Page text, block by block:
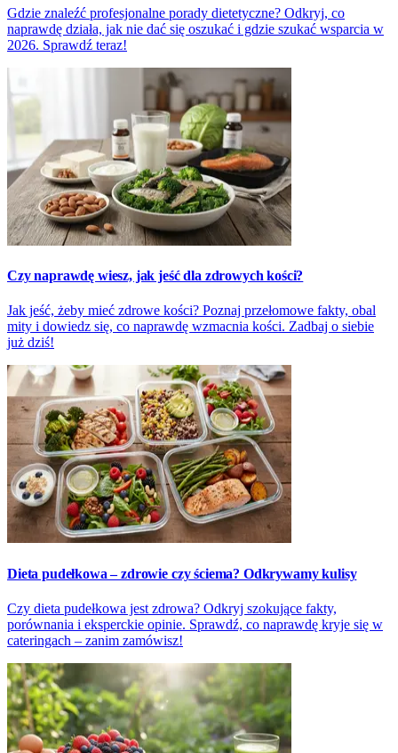
Gdzie znaleźć profesjonalne porady dietetyczne? Odkryj, co
naprawdę działa, jak nie dać się oszukać i gdzie szukać wsparcia w
2026. Sprawdź teraz!
Czy naprawdę wiesz, jak jeść dla zdrowych kości?
Jak jeść, żeby mieć zdrowe kości? Poznaj przełomowe fakty, obal
mity i dowiedz się, co naprawdę wzmacnia kości. Zadbaj o siebie
już dziś!
Dieta pudełkowa – zdrowie czy ściema? Odkrywamy kulisy
Czy dieta pudełkowa jest zdrowa? Odkryj szokujące fakty,
porównania i eksperckie opinie. Sprawdź, co naprawdę kryje się w
cateringach – zanim zamówisz!